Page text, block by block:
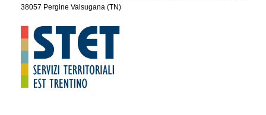
38057 Pergine Valsugana (TN)